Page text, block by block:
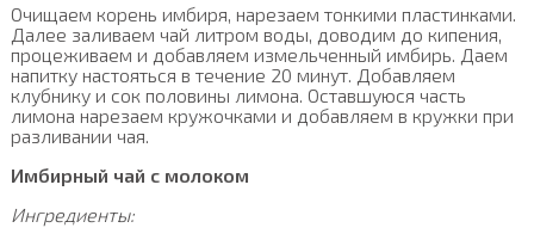
Очищаем корень имбиря, нарезаем тонкими пластинками.
Далее заливаем чай литром воды, доводим до кипения,
процеживаем и добавляем измельченный имбирь. Даем
напитку настояться в течение 20 минут. Добавляем
клубнику и сок половины лимона. Оставшуюся часть
лимона нарезаем кружочками и добавляем в кружки при
разливании чая.
Имбирный чай с молоком
Ингредиенты: